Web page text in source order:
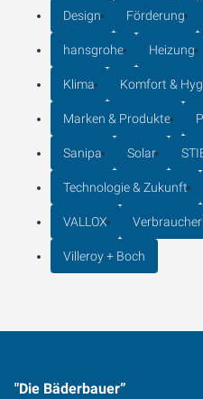
Design Förderung
hansgrohe Heizung
Klima Komfort &
Marken & Produkte
Sanipa Solar
Technologie & Zukunft
VALLOX
Villeroy + Boch
"Die Bäderbauer”